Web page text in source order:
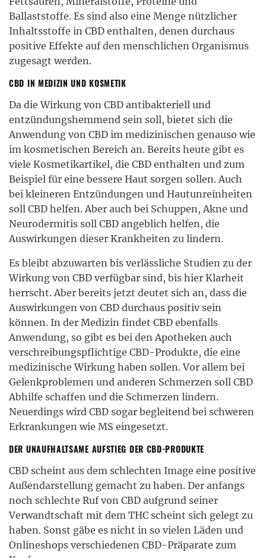
Ballaststoffe. Es sind also eine Menge nützlicher
Inhaltsstoffe in CBD enthalten, denen durchaus
positive Effekte auf den menschlichen Organismus
zugesagt werden.
CBD IN MEDIZIN UND KOSMETIK
Da die Wirkung von CBD antibakteriell und
entzündungshemmend sein soll, bietet sich die
Anwendung von CBD im medizinischen genauso wie
im kosmetischen Bereich an. Bereits heute gibt es
viele Kosmetikartikel, die CBD enthalten und zum
Beispiel für eine bessere Haut sorgen sollen. Auch
bei kleineren Entzündungen und Hautunreinheiten
soll CBD helfen. Aber auch bei Schuppen, Akne und
Neurodermitis soll CBD angeblich helfen, die
Auswirkungen dieser Krankheiten zu lindern.
Es bleibt abzuwarten bis verlässliche Studien zu der
Wirkung von CBD verfügbar sind, bis hier Klarheit
herrscht. Aber bereits jetzt deutet sich an, dass die
Auswirkungen von CBD durchaus positiv sein
können. In der Medizin findet CBD ebenfalls
Anwendung, so gibt es bei den Apotheken auch
verschreibungspflichtige CBD-Produkte, die eine
medizinische Wirkung haben sollen. Vor allem bei
Gelenkproblemen und anderen Schmerzen soll CBD
Abhilfe schaffen und die Schmerzen lindern.
Neuerdings wird CBD sogar begleitend bei schweren
Erkrankungen wie MS eingesetzt.
DER UNAUFHALTSAME AUFSTIEG DER CBD-PRODUKTE
CBD scheint aus dem schlechten Image eine positive
Außendarstellung gemacht zu haben. Der anfangs
noch schlechte Ruf von CBD aufgrund seiner
Verwandtschaft mit dem THC scheint sich gelegt zu
haben. Sonst gäbe es nicht in so vielen Läden und
Onlineshops verschiedenen CBD-Präparate zum